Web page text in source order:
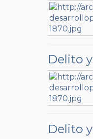
Delito
Delito